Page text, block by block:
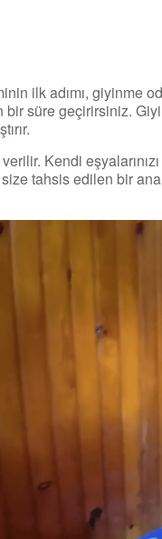
ilk adımı, giyinme
bir süre geçirirsiniz.
Kendi
tahsis edilen bir